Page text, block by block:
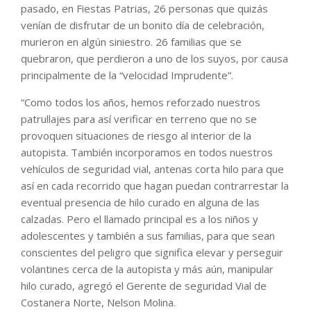
pasado, en Fiestas Patrias, 26 personas que quizás
venían de disfrutar de un bonito día de celebración,
murieron en algún siniestro. 26 familias que se
quebraron, que perdieron a uno de los suyos, por causa
principalmente de la “velocidad Imprudente”.
“Como todos los años, hemos reforzado nuestros
patrullajes para así verificar en terreno que no se
provoquen situaciones de riesgo al interior de la
autopista. También incorporamos en todos nuestros
vehículos de seguridad vial, antenas corta hilo para que
así en cada recorrido que hagan puedan contrarrestar la
eventual presencia de hilo curado en alguna de las
calzadas. Pero el llamado principal es a los niños y
adolescentes y también a sus familias, para que sean
conscientes del peligro que significa elevar y perseguir
volantines cerca de la autopista y más aún, manipular
hilo curado, agregó el Gerente de seguridad Vial de
Costanera Norte, Nelson Molina.